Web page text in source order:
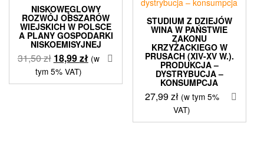
NISKOWĘGLOWY
ROZWÓJ OBSZARÓW
WIEJSKICH W POLSCE
A PLANY GOSPODARKI
NISKOEMISYJNEJ
31,50zł Pierwotna
cena
wynosiła:
18,99złAktualna
wynosi:
(w
tym 5% VAT)
STUDIUM Z DZIEJÓW
WINA W PAŃSTWIE
ZAKONU
KRZYŻACKIEGO W
PRUSACH (XIV-XV W.).
PRODUKCJA –
DYSTRYBUCJA –
KONSUMPCJA
27,99zł (w tym 5%
VAT)